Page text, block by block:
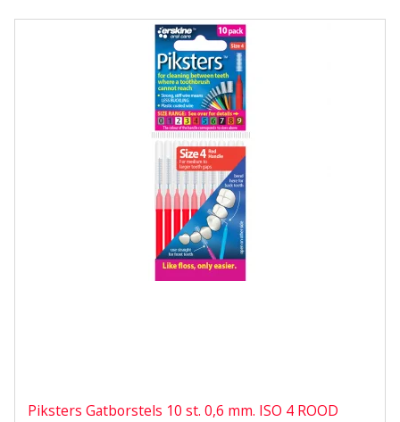
Piksters Gatborstels 10 st. 0,6 mm. ISO 4 ROOD